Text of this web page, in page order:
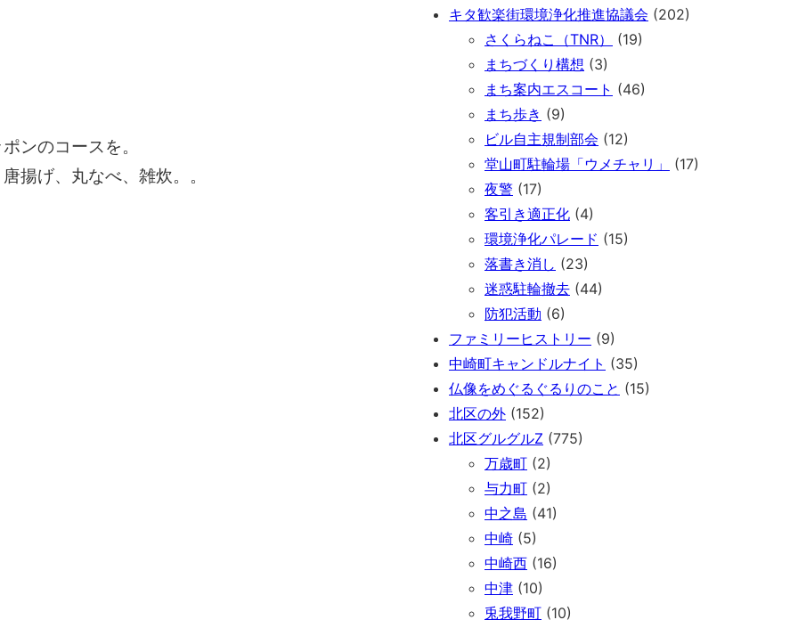
ンのコースを。
揚げ、丸なべ、雑炊。。
キタ歓楽街環境浄化推進協議会 (202)
さくらねこ（TNR）
(19)
まちづくり構想 (3)
まち案内エスコート (46)
まち歩き (9)
ビル自主規制部会 (12)
堂山町駐輪場「ウメチャリ」
(17)
夜警 (17)
客引き適正化 (4)
環境浄化パレード (15)
落書き消し (23)
迷惑駐輪撤去 (44)
防犯活動 (6)
ファミリーヒストリー (9)
中崎町キャンドルナイト (35)
仏像をめぐるぐるりのこと (15)
北区の外 (152)
北区グルグルZ (775)
万歳町 (2)
与力町 (2)
中之島 (41)
中崎 (5)
中崎西 (16)
中津 (10)
兎我野町 (10)